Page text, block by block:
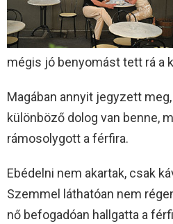
mégis jó benyomást tett rá a
Magában annyit jegyzett
különböző dolog van benne,
rámosolygott a férfira.
Ebédelni nem akartak, csak
Szemmel láthatóan nem
nő befogadóan hallgatta a